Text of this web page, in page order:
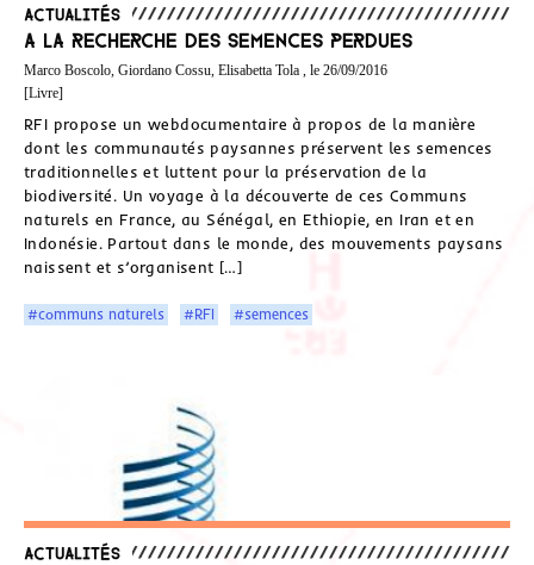
Actualités
A la recherche des semences perdues
Marco Boscolo, Giordano Cossu, Elisabetta Tola , le 26/09/2016
[Livre]
RFI propose un webdocumentaire à propos de la manière
dont les communautés paysannes préservent les semences
traditionnelles et luttent pour la préservation de la
biodiversité. Un voyage à la découverte de ces Communs
naturels en France, au Sénégal, en Ethiopie, en Iran et en
Indonésie. Partout dans le monde, des mouvements paysans
naissent et s’organisent […]
#communs naturels #RFI #semences
Actualités